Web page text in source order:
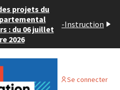
projets du
: du 06 juillet
2026
-Instruction
Se connecter